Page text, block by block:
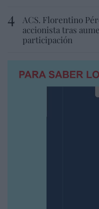
ACS. Florentino
accionista tras
participación